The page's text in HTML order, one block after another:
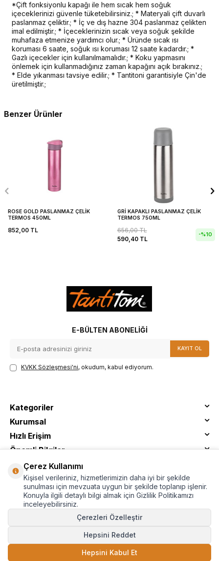
SEPETE EKLE
*Çift fonksiyonlu kapağı ile hem sıcak hem soğuk
içeceklerinizi güvenle tüketebilirsiniz.; * Materyali çift duvarlı
paslanmaz çeliktir.; * İç ve dış hazne 304 paslanmaz çelikten
imal edilmiştir.; * İçeceklerinizin sıcak veya soğuk şekilde
muhafaza etmenize yardımcı olur.; * Üründe sıcak ısı
koruması 6 saate, soğuk ısı koruması 12 saate kadardır.; *
Gazlı içecekler için kullanılmamalıdır.; * Koku yapmasını
önlemek için kullanmadığınız zaman kapağını açık bırakınız.;
* Elde yıkanması tavsiye edilir.; * Tantitoni garantisiyle Çin'de
üretilmiştir.;
Benzer Ürünler
ROSE GOLD PASLANMAZ ÇELİK
TERMOS 450ML
852,00 TL
GRİ KAPAKLI PASLANMAZ ÇELİK
TERMOS 750ML
656,00TL
590,40TL
-%10
E-BÜLTEN ABONELIĞI
KAYIT OL
KVKK Sözleşmesi'ni, okudum, kabul ediyorum.
Kategoriler
Kurumsal
Hızlı Erişim
Önemli Bilgiler
Çerez Kullanımı
Kişisel verileriniz, hizmetlerimizin daha iyi bir şekilde
sunulması için mevzuata uygun bir şekilde toplanıp işlenir.
Konuyla ilgili detaylı bilgi almak için Gizlilik Politikamızı
inceleyebilirsiniz.
Çerezleri Özelleştir
Hepsini Reddet
Hepsini Kabul Et